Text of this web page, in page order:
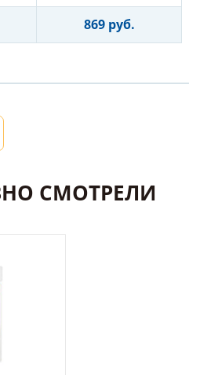
869 руб.
СМОТРЕЛИ